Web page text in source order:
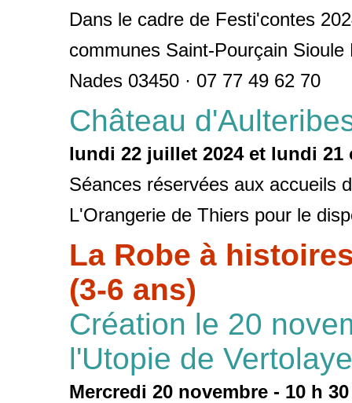
Dans le cadre de Festi'contes
communes Saint-Pourçain Sioule
Nades 03450 · 07 77 49 62 70
Château
lundi 22 juillet 2024 et lundi 21
Séances réservées aux accueils
L'Orangerie de Thiers pour le
La Robe à
(3-6 ans)
Création le 20
l'Utopie de
Mercredi 20 novembre - 10 h 30